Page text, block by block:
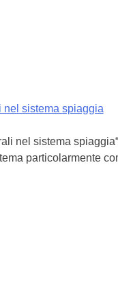
nel sistema spiaggia
nel sistema
particolarmente